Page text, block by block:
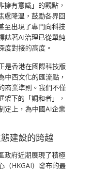
有意識」的觀點，
慮降溫，鼓勵各界回
至出現了專門向科技
誌著AI治理已從單純
度對接的高度。
是香港在國際科技版
中西文化的匯流點，
商業準則。我們不僅
下的「調和者」，
定上，為中國AI企業
建設的跨越
政府近期展現了積極
（HKGAI）發布的最